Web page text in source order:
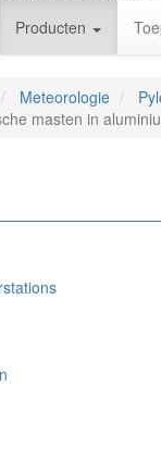
Producten
Meteorologie
masten in